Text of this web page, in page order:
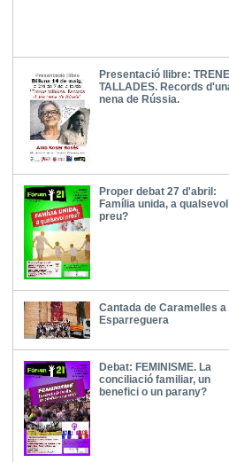
Presentació llibre:
TALLADES. Records
nena de Rússia.
Proper debat 27 d'abril:
Família unida, a qualsevol
preu?
Cantada de Caramelles a
Esparreguera
Debat: FEMINISME. La
conciliació familiar, un
benefici o un parany?